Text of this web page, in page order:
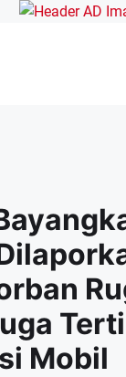
Mobil